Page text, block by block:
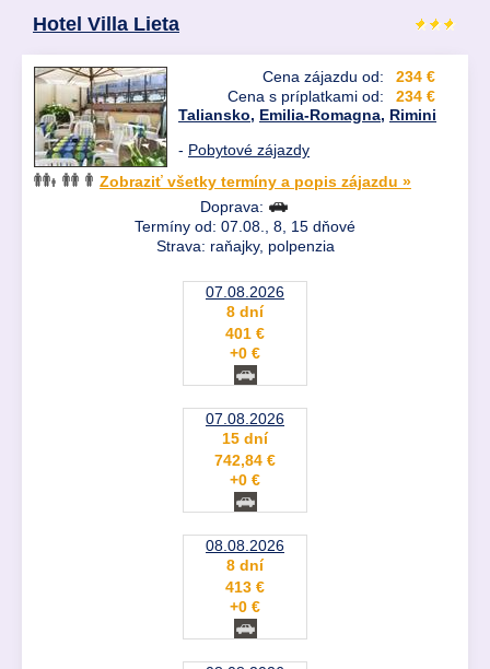
Hotel Villa Lieta
Cena zájazdu od:
234 €
Cena s príplatkami od:
234 €
Taliansko, Emilia-Romagna, Rimini
- Pobytové zájazdy
Zobraziť všetky termíny a popis zájazdu »
Doprava:
Termíny od: 07.08., 8, 15 dňové
Strava: raňajky, polpenzia
07.08.2026
8 dní
401 €
+0 €
07.08.2026
15 dní
742,84 €
+0 €
08.08.2026
8 dní
413 €
+0 €